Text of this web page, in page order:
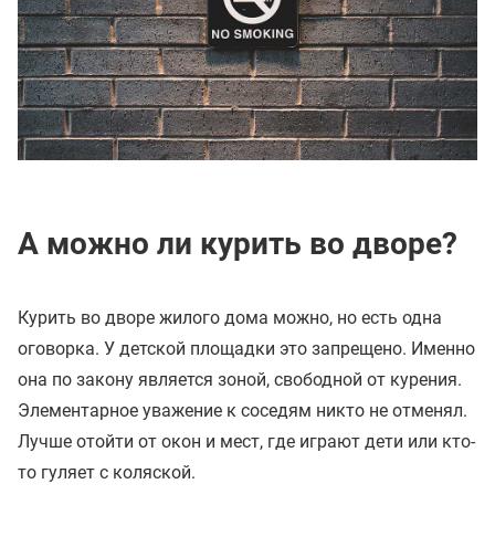
А можно ли курить во дворе?
Курить во дворе жилого дома можно, но есть одна
оговорка. У детской площадки это запрещено. Именно
она по закону является зоной, свободной от курения.
Элементарное уважение к соседям никто не отменял.
Лучше отойти от окон и мест, где играют дети или кто-
то гуляет с коляской.